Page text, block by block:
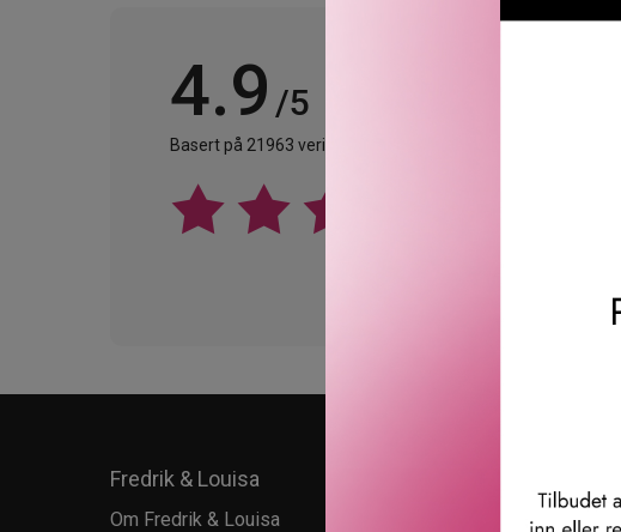
4.9 /5
Basert på 21963 verifiserte omtaler.
Fredrik & Louisa
Om Fredrik & Louisa
Kundeservice